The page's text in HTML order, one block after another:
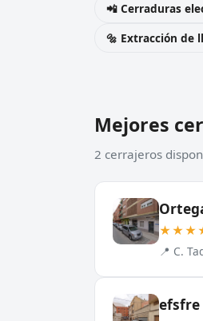
📲 Cerraduras
🔩 Extracción de
Mejores
2 cerrajeros
📍 C.
efsfre